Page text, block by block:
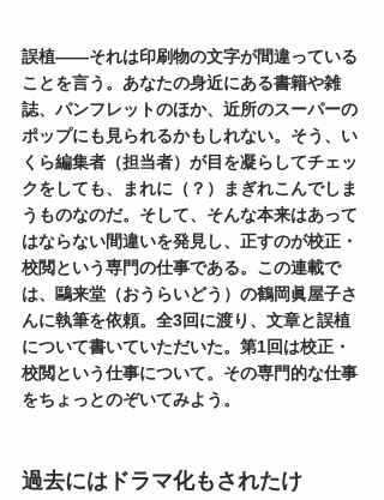
誤植――それは印刷物の文字が間違っている
ことを言う。あなたの身近にある書籍や雑
誌、パンフレットのほか、近所のスーパーの
ポップにも見られるかもしれない。そう、い
くら編集者（担当者）が目を凝らしてチェッ
クをしても、まれに（？）まぎれこんでしま
うものなのだ。そして、そんな本来はあって
はならない間違いを発見し、正すのが校正・
校閲という専門の仕事である。この連載で
は、鷗来堂（おうらいどう）の鶴岡眞屋子さ
んに執筆を依頼。全3回に渡り、文章と誤植
について書いていただいた。第1回は校正・
校閲という仕事について。その専門的な仕事
をちょっとのぞいてみよう。
過去にはドラマ化もされたけ